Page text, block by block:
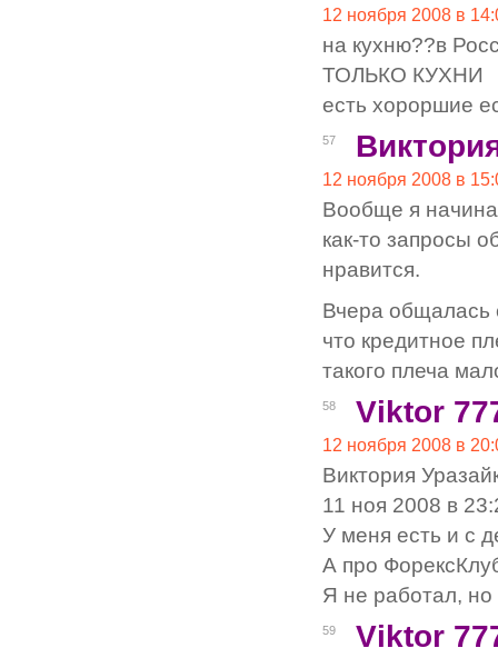
12 ноября 2008 в
на кухню??в
ТОЛЬКО КУХНИ
есть хороршие
57
12 ноября 2008 в
Вообще я
как-то запросы
нравится.
Вчера общалась
что кредитное
такого плеча
58 Viktor
12 ноября 2008 в
Виктория
11 ноя 2008 в
У меня есть и с
А про
Я не работал, но
59 Viktor